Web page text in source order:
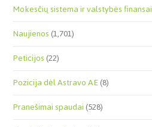
Mokesčių sistema ir valstybės finansai
Naujienos(1,701)
Peticijos(22)
Pozicija dėl Astravo AE(8)
Pranešimai spaudai(528)